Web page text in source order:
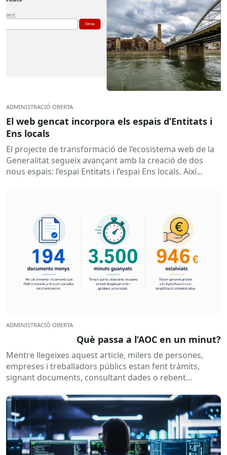
ADMINISTRACIÓ OBERTA
El web gencat incorpora els espais d’Entitats i
Ens locals
El projecte de transformació de l’ecosistema web de la
Generalitat segueix avançant amb la creació de dos
nous espais: l’espai Entitats i l’espai Ens locals. Així...
ADMINISTRACIÓ OBERTA
Què passa a l’AOC en un minut?
Mentre llegeixes aquest article, milers de persones,
empreses i treballadors públics estan fent tràmits,
signant documents, consultant dades o rebent
habitualment...